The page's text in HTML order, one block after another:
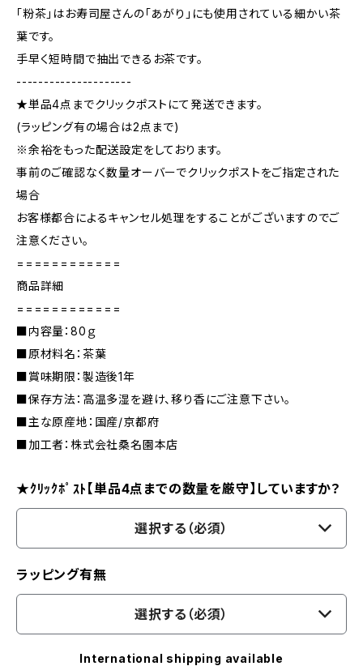
「粉茶」はお寿司屋さんの「あがり」にも使用されている細かい茶
葉です。
手早く短時間で抽出できるお茶です。
---------------------
★単品4点までクリックポストにて発送できます。
(ラッピング有の場合は2点まで)
※余裕をもった配送設定をしております。
事前のご確認なく数量オーバーでクリックポストをご指定された
場合
お客様都合によるキャンセル処理をすることがございますのでご
注意ください。
============
商品詳細
============
■内容量：80ｇ
■原材料名：茶葉
■賞味期限：製造後1年
■保存方法：高温多湿を避け、移り香にご注意下さい。
■主な原産地：国産/京都府
■加工者：株式会社桑名園本店
★ｸﾘｯｸﾎﾟｽﾄ【単品4点までの数量を厳守】していますか？
選択する（必須）
ラッピング有無
選択する（必須）
International shipping available